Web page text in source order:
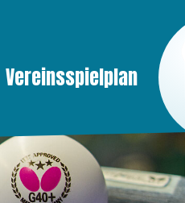
Vereinsspielplan